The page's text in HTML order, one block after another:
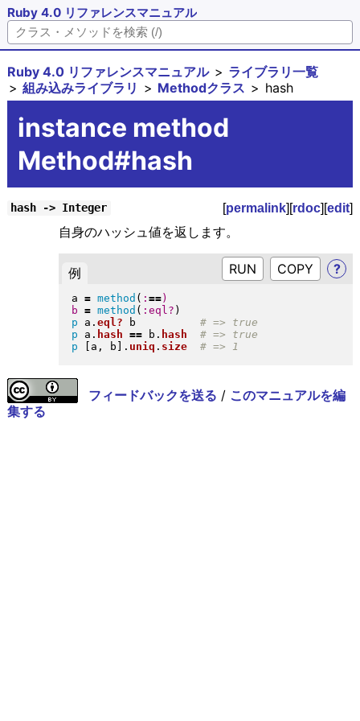
Ruby 4.0 リファレンスマニュアル
Ruby 4.0 リファレンスマニュアル
ライブラリ一覧
組み込みライブラリ
Methodクラス hash
instance method
Method#hash
hash -> Integer [permalink][rdoc][edit]
自身のハッシュ値を返します。
例 RUN ?
a = method ( : ==)
b = method ( :eql? )
p a . eql? b
p a . hash == b . hash
p
a, b . uniq . size
フィードバックを送る / このマニュアルを編
集する